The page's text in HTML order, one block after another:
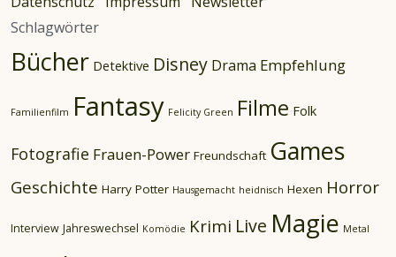
Schlagwörter
Bücher Detektive Disney Drama Empfehlung
Familienfilm Fantasy Felicity Green Filme Folk
Fotografie Frauen-Power Freundschaft Games
Geschichte Harry Potter Hausgemacht heidnisch Hexen Horror
Interview Jahreswechsel Komödie Krimi Live Magie Metal